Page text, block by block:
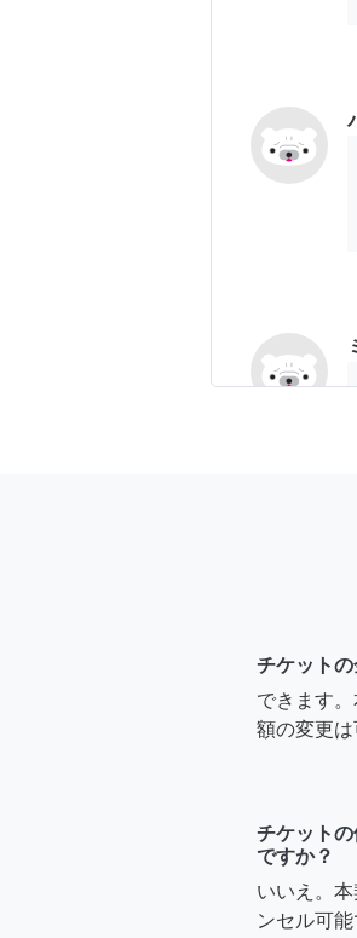
チケット
できます
額の変更は
チケット
ですか？
いいえ。
ンセル可能